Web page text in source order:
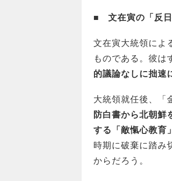
■ 文在寅の「反日
文在寅大統領によ
ものである。彼は
的議論なしに拙速
大統領就任後、「
防白書から北朝鮮
する「敵愾心教育
時期に破棄に踏み
からだろう。